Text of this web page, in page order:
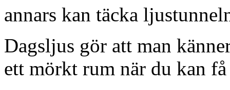
annars kan täcka
Dagsljus gör att man
ett mörkt rum när du kan